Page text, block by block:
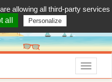
Menu
allowing all third-party services
all
Personalize